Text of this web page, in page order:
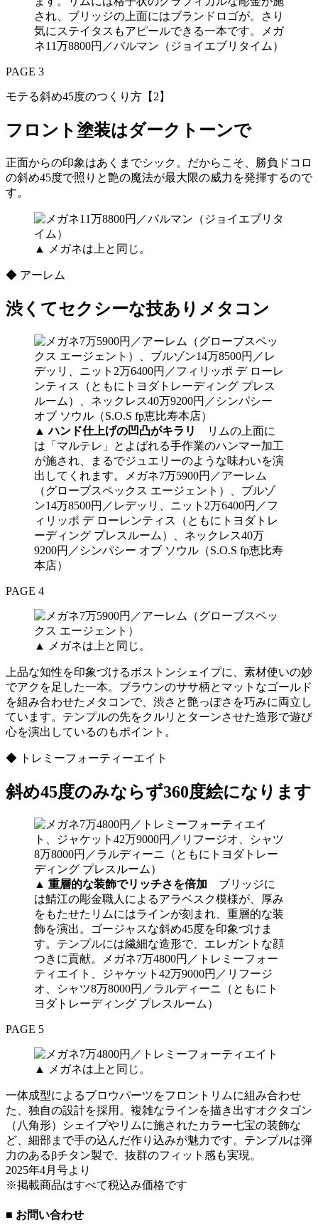
され、ブリッジの上面にはブランドロゴが。さり
気にステイタスもアピールできる一本です。メガ
ネ11万8800円／バルマン（ジョイエブリタイム）
PAGE 3
モテる斜め45度のつくり方【2】
フロント塗装はダークトーンで
正面からの印象はあくまでシック。だからこそ、勝負ドコロ
の斜め45度で照りと艶の魔法が最大限の威力を発揮するので
す。
▲ メガネは上と同じ。
◆ アーレム
渋くてセクシーな技ありメタコン
▲ハンド仕上げの凹凸がキラリ
リムの上面に
は「マルテレ」とよばれる手作業のハンマー加工
が施され、まるでジュエリーのような味わいを演
出してくれます。メガネ7万5900円／アーレム
（グローブスペックス エージェント）、ブルゾ
ン14万8500円／レデッリ、ニット2万6400円／フ
ィリッポ デ ローレンティス（ともにトヨダトレ
ーディング プレスルーム）、ネックレス40万
9200円／シンパシー オブ ソウル（S.O.S fp恵比寿
本店）
PAGE 4
▲ メガネは上と同じ。
上品な知性を印象づけるボストンシェイプに、素材使いの妙
でアクを足した一本。ブラウンのササ柄とマットなゴールド
を組み合わせたメタコンで、渋さと艶っぽさを巧みに両立し
ています。テンプルの先をクルリとターンさせた造形で遊び
心を演出しているのもポイント。
◆ トレミーフォーティーエイト
斜め45度のみならず360度絵になります
▲ 重層的な装飾でリッチさを倍加 ブリッジに
は鯖江の彫金職人によるアラベスク模様が、厚み
をもたせたリムにはラインが刻まれ、重層的な装
飾を演出。ゴージャスな斜め45度を印象づけま
す。テンプルには繊細な造形で、エレガントな顔
つきに貢献。メガネ7万4800円／トレミーフォー
ティエイト、ジャケット42万9000円／リフージ
オ、シャツ8万8000円／ラルディーニ（ともにト
ヨダトレーディング プレスルーム）
PAGE 5
▲ メガネは上と同じ。
一体成型によるブロウパーツをフロントリムに組み合わせ
た、独自の設計を採用。複雑なラインを描き出すオクタゴン
（八角形）シェイプやリムに施されたカラー七宝の装飾な
ど、細部まで手の込んだ作り込みが魅力です。テンプルは弾
力のあるβチタン製で、抜群のフィット感も実現。
2025年4月号より
※掲載商品はすべて税込み価格です
■ お問い合わせ